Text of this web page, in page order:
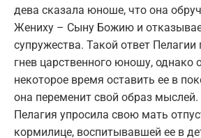
дева сказала юноше, что она
Жениху – Сыну Божию и
супружества. Такой ответ Пелагии
гнев царственного юношу, однако
некоторое время оставить ее в
она переменит свой образ
Пелагия упросила свою мать
кормилице, воспитывавшей ее в